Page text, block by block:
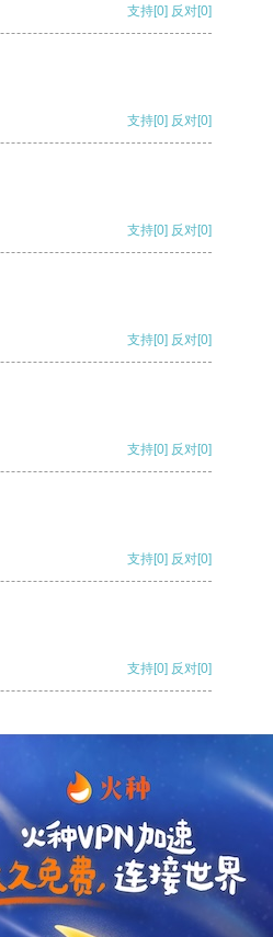
支持[0] 反对[0]
支持[0] 反对[0]
支持[0] 反对[0]
支持[0] 反对[0]
支持[0] 反对[0]
支持[0] 反对[0]
支持[0] 反对[0]
支持
app，我再也不用担心了。
支持[0] 反对[0]